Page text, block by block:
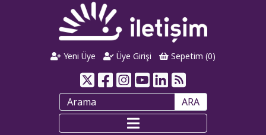
Yeni Üye Üye Girişi Sepetim (0)
ARA